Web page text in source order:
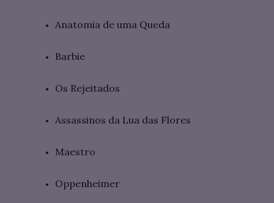
Anatomia de uma Queda
Barbie
Os Rejeitados
Assassinos da Lua das Flores
Maestro
Oppenheimer